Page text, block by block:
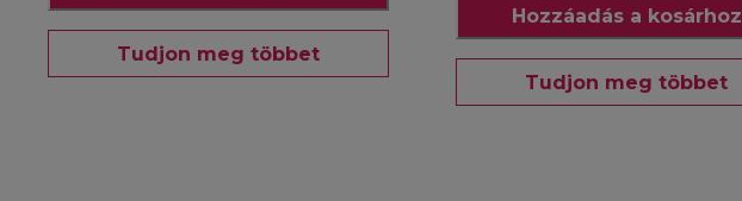
Tudjon meg többet
Hozzáadás a kosárhoz
Tudjon meg többet